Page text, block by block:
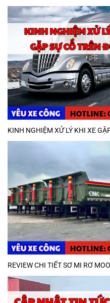
KINH NGHIỆM XỬ LÝ KHI XE
REVIEW CHI TIẾT SƠ MI RƠ